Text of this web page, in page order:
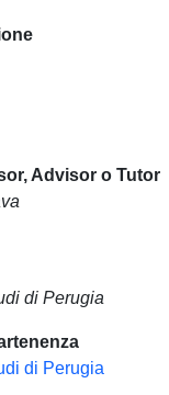
Advisor o Tutor
di Perugia
di Perugia